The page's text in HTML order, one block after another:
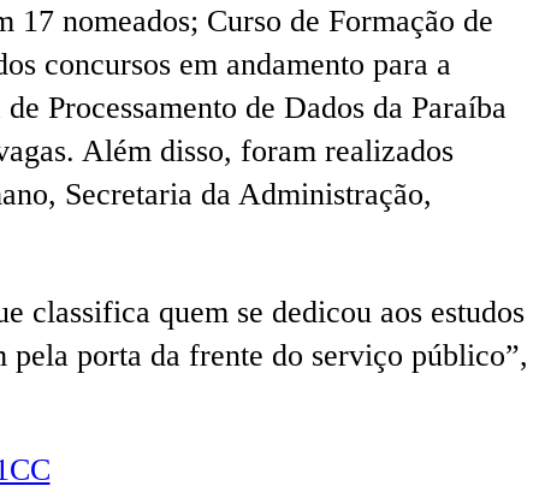
nomeados; Curso de Formação de
concursos em andamento para a
Processamento de Dados da Paraíba
Além disso, foram realizados
Secretaria da Administração,
classifica quem se dedicou aos estudos
pela porta da frente do serviço público”,